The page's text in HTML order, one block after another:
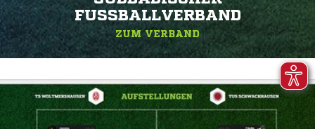
FUSSBALLVERBAND
ZUM VERBAND